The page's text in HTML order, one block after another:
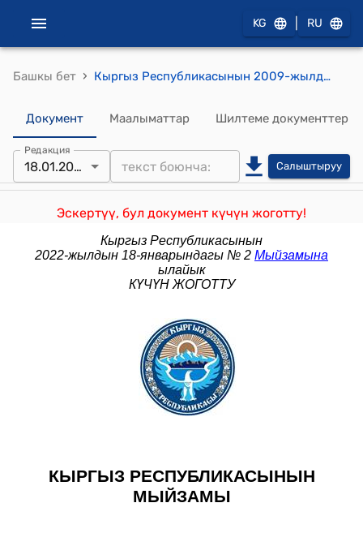
KG RU
Башкы бет › Кыргыз Республикасынын 2009-жылдын 20-февралындагы № 61 "Кыргыз Республикасынын социалдык-экономикалык өнүгүүсүн мамлекеттик болжолдоо жөнүндө" Мыйзамы
Документ Маалыматтар Шилтеме документтер
Редакция
18.01.2022 Салыштыруу
Эскертүү, бул документ күчүн жоготту!